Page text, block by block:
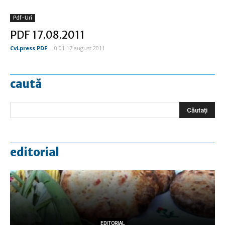
Pdf-Uri
PDF 17.08.2011
CvLpress PDF - 0:01 17 august 2011
caută
editorial
EDITORIAL
EDITORIAL